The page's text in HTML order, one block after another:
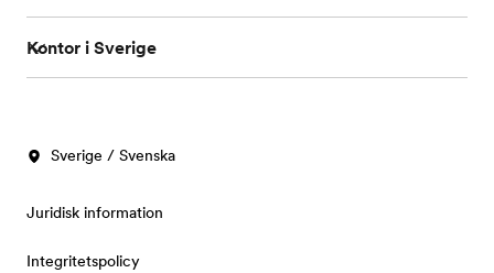
Kontor i Sverige
Sverige / Svenska
Juridisk information
Integritetspolicy